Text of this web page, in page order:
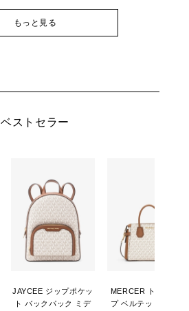
もっと見る
ベストセラー
JAYCEE ジップポケッ
ト バックパック ミデ
MERCER トップジッ
プ ベルテッド サッチ